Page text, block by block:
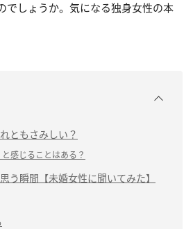
でしょうか。気になる独身女性の本
ともさみしい？
と感じることはある？
う瞬間【未婚女性に聞いてみた】